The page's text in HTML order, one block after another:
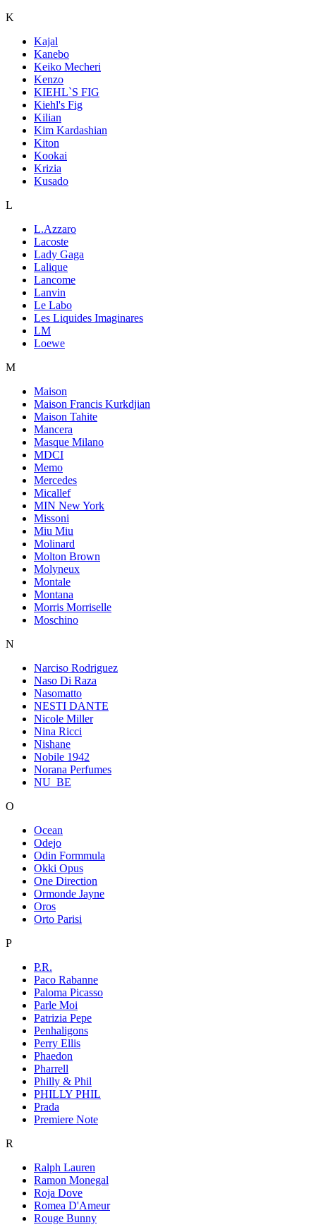
K
Kajal
Kanebo
Keiko Mecheri
Kenzo
KIEHL`S FIG
Kiehl's Fig
Kilian
Kim Kardashian
Kiton
Kookai
Krizia
Kusado
L
L.Azzaro
Lacoste
Lady Gaga
Lalique
Lancome
Lanvin
Le Labo
Les Liquides Imaginares
LM
Loewe
M
Maison
Maison Francis Kurkdjian
Maison Tahite
Mancera
Masque Milano
MDCI
Memo
Mercedes
Micallef
MIN New York
Missoni
Miu Miu
Molinard
Molton Brown
Molyneux
Montale
Montana
Morris Morriselle
Moschino
N
Narciso Rodriguez
Naso Di Raza
Nasomatto
NESTI DANTE
Nicole Miller
Nina Ricci
Nishane
Nobile 1942
Norana Perfumes
NU_BE
O
Ocean
Odejo
Odin Formmula
Okki Opus
One Direction
Ormonde Jayne
Oros
Orto Parisi
P
P.R.
Paco Rabanne
Paloma Picasso
Parle Moi
Patrizia Pepe
Penhaligons
Perry Ellis
Phaedon
Pharrell
Philly & Phil
PHILLY PHIL
Prada
Premiere Note
R
Ralph Lauren
Ramon Monegal
Roja Dove
Romea D'Ameur
Rouge Bunny